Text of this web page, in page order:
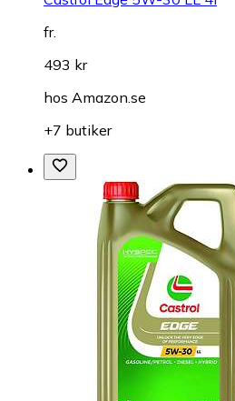
fr.
493 kr
hos Amazon.se
+7 butiker